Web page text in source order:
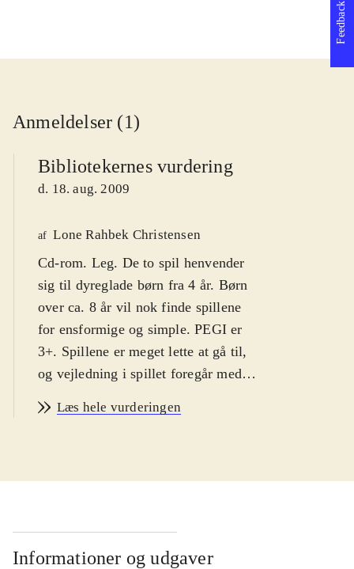
Anmeldelser (1)
Bibliotekernes vurdering
d. 18. aug. 2009
af Lone Rahbek Christensen
Cd-rom. Leg. De to spil henvender
sig til dyreglade børn fra 4 år. Børn
over ca. 8 år vil nok finde spillene
for ensformige og simple. PEGI er
3+. Spillene er meget lette at gå til,
og vejledning i spillet foregår med
Jeg [elsker] dyr! - min
varianter af kendte spil, som fx
desuden mulighed for print af 7 typer
materialer: postkort, bogmærke m.m.
Læs hele vurderingen
Informationer og udgaver
Feedback